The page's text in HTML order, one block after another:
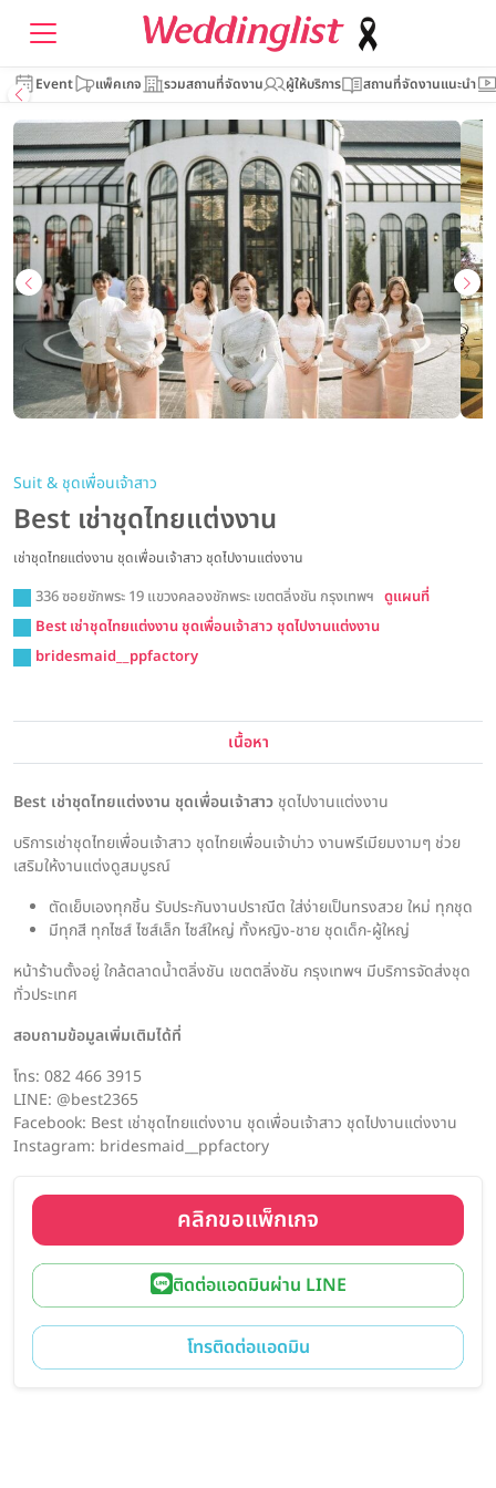
Event แพ็คเกจ รวมสถานที่จัดงาน ผู้ให้บริการ สถานที่จัดงานแนะนำ
Suit & ชุดเพื่อนเจ้าสาว
Best เช่าชุดไทยแต่งงาน
เช่าชุดไทยแต่งงาน ชุดเพื่อนเจ้าสาว ชุดไปงานแต่งงาน
336 ซอยชักพระ 19 แขวงคลองชักพระ เขตตลิ่งชัน กรุงเทพฯ ดูแผนที่
Best เช่าชุดไทยแต่งงาน ชุดเพื่อนเจ้าสาว ชุดไปงานแต่งงาน
bridesmaid__ppfactory
เนื้อหา
Best เช่าชุดไทยแต่งงาน ชุดเพื่อนเจ้าสาว ชุดไปงานแต่งงาน
บริการเช่าชุดไทยเพื่อนเจ้าสาว ชุดไทยเพื่อนเจ้าบ่าว งานพรีเมียมงามๆ ช่วย
เสริมให้งานแต่งดูสมบูรณ์
ตัดเย็บเองทุกชิ้น รับประกันงานปราณีต ใส่ง่ายเป็นทรงสวย ใหม่ ทุกชุด
มีทุกสี ทุกไซส์ ไซส์เล็ก ไซส์ใหญ่ ทั้งหญิง-ชาย ชุดเด็ก-ผู้ใหญ่
หน้าร้านตั้งอยู่ ใกล้ตลาดน้ำตลิ่งชัน เขตตลิ่งชัน กรุงเทพฯ มีบริการจัดส่งชุด
ทั่วประเทศ
สอบถามข้อมูลเพิ่มเติมได้ที่
โทร: 082 466 3915
LINE: @best2365
Facebook: Best เช่าชุดไทยแต่งงาน ชุดเพื่อนเจ้าสาว ชุดไปงานแต่งงาน
Instagram: bridesmaid__ppfactory
คลิกขอแพ็กเกจ
ติดต่อแอดมินผ่าน LINE
โทรติดต่อแอดมิน